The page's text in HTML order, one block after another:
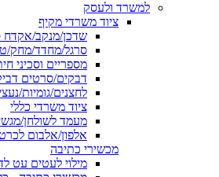
למשרד ולעסק
ציוד משרדי מקיף
שדכן/מנקב/אקדח
סרגל/מחדד/מחק/
מספריים וסכיני
דבקים/סרטים
לחצנים/גומיות/
ציוד משרדי כללי
מעמד לשולחן/
אלפון/אלבום
מכשירי כתיבה
מילוי לעטים עט